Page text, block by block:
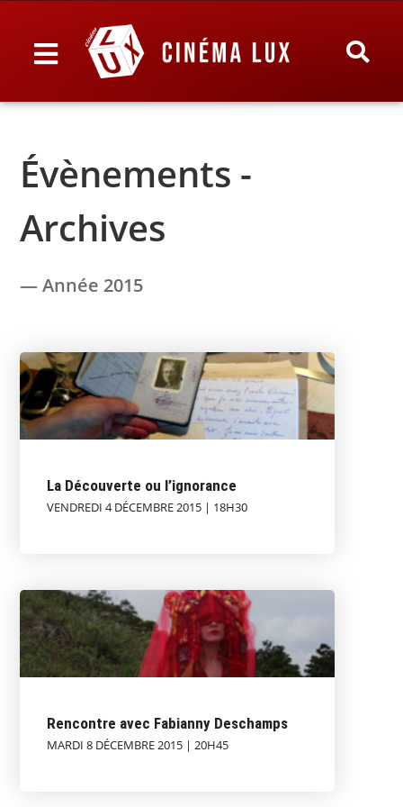
Évènements -
Archives
— Année 2015
La Découverte ou l’ignorance
VENDREDI 4 DÉCEMBRE 2015 | 18H30
Rencontre avec Fabianny Deschamps
MARDI 8 DÉCEMBRE 2015 | 20H45